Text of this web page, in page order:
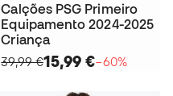
Calções PSG Primeiro
Equipamento 2024-2025
Criança
39,99 €15,99 €−60%